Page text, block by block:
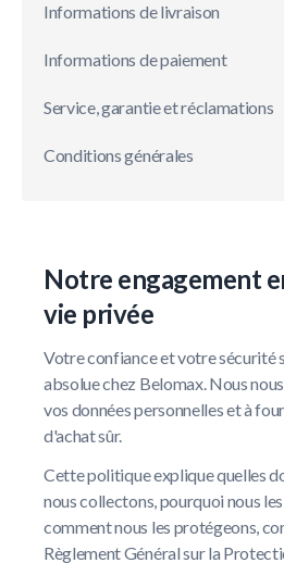
Informations de livraison
Informations de paiement
Service, garantie et réclamations
Conditions générales
Notre engagement
vie privée
Votre confiance et votre sécurité
absolue chez Belomax. Nous
vos données personnelles et à
d'achat sûr.
Cette politique explique quelles
nous collectons, pourquoi nous
comment nous les protégeons,
Règlement Général sur la